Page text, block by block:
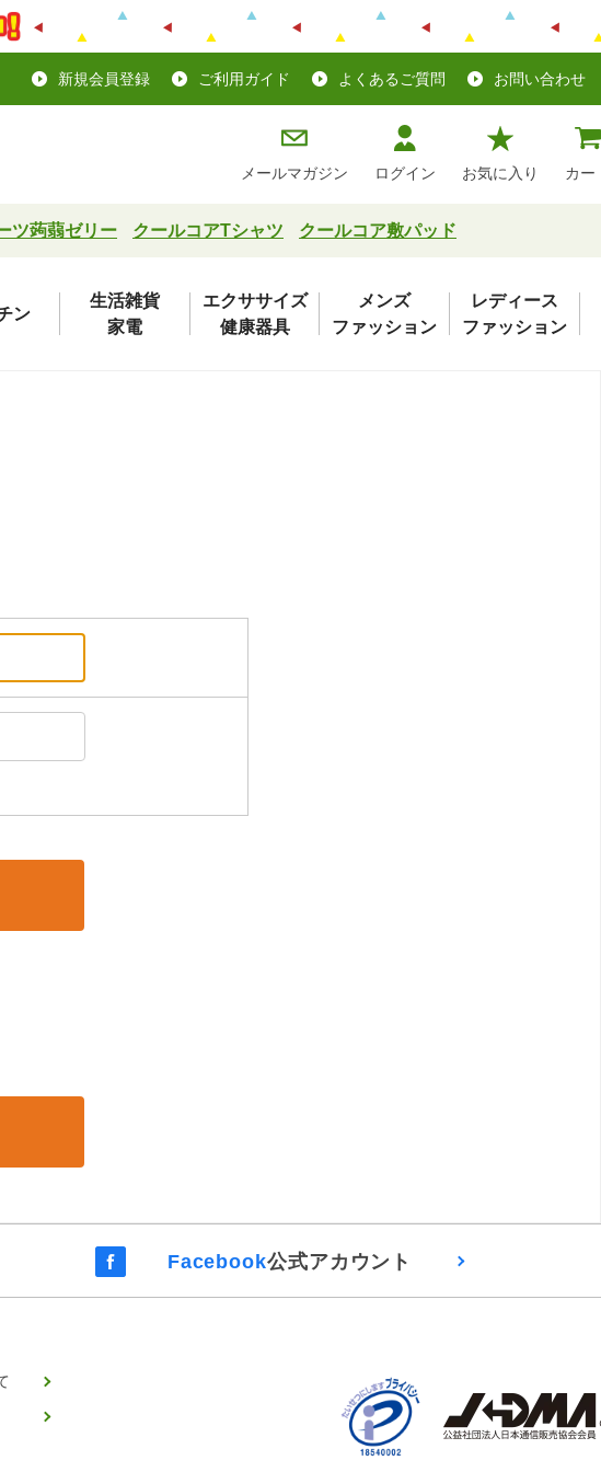
新規会員登録 ご利用ガイド よくあるご質問 お問い合わせ
メールマガジン ログイン お気に入り カー
ツ蒟蒻ゼリー クールコアTシャツ クールコア敷パッド
ン
生活雑貨
家電
エクササイズ
健康器具
メンズ
ファッション
レディース
ファッション
Facebook公式アカウント